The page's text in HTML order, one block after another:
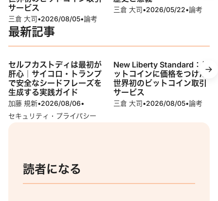
サービス
三倉 大司•2026/08/05•論考
三倉 大司•2026/05/22•論考
最新記事
セルフカストディは最初が
肝心｜サイコロ・トランプ
で安全なシードフレーズを
生成する実践ガイド
加藤 規新•2026/08/06•
セキュリティ・プライバシー
New Liberty Standard：ビ
ットコインに価格をつけた
世界初のビットコイン取引
サービス
三倉 大司•2026/08/05•論考
読者になる